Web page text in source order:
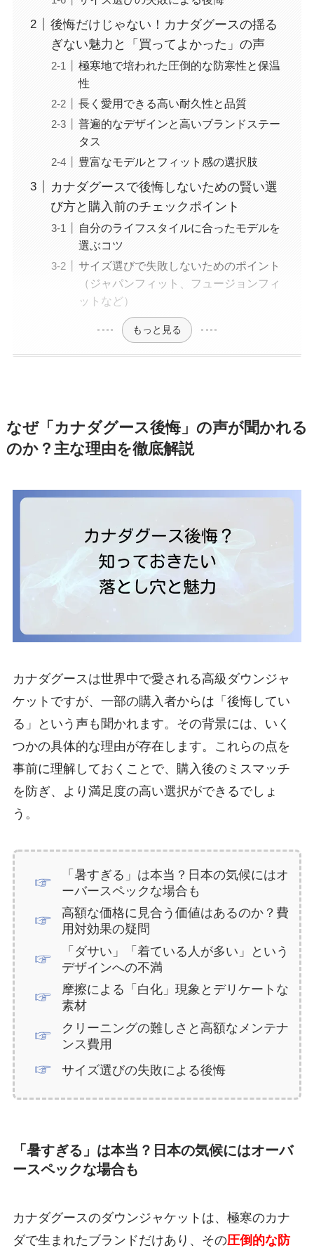
後悔だけじゃない！カナダグースの揺る
ぎない魅力と「買ってよかった」の声
極寒地で培われた圧倒的な防寒性と保温
性
長く愛用できる高い耐久性と品質
普遍的なデザインと高いブランドステー
タス
豊富なモデルとフィット感の選択肢
カナダグースで後悔しないための賢い選
び方と購入前のチェックポイント
自分のライフスタイルに合ったモデルを
選ぶコツ
サイズ選びで失敗しないためのポイント
（ジャパンフィット、フュージョンフィ
ットなど）
もっと見る
なぜ「カナダグース後悔」の声が聞かれる
のか？主な理由を徹底解説
カナダグースは世界中で愛される高級ダウンジャ
ケットですが、一部の購入者からは「後悔してい
る」という声も聞かれます。その背景には、いく
つかの具体的な理由が存在します。これらの点を
事前に理解しておくことで、購入後のミスマッチ
を防ぎ、より満足度の高い選択ができるでしょ
う。
「暑すぎる」は本当？日本の気候にはオ
ーバースペックな場合も
高額な価格に見合う価値はあるのか？費
用対効果の疑問
「ダサい」「着ている人が多い」という
デザインへの不満
摩擦による「白化」現象とデリケートな
素材
クリーニングの難しさと高額なメンテナ
ンス費用
サイズ選びの失敗による後悔
「暑すぎる」は本当？日本の気候にはオーバ
ースペックな場合も
カナダグースのダウンジャケットは、極寒のカナ
ダで生まれたブランドだけあり、その圧倒的な防